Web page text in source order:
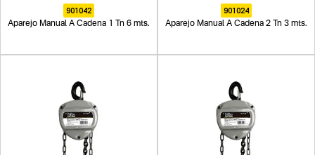
901042
Aparejo Manual A Cadena 1 Tn 6 mts.
901024
Aparejo Manual A Cadena 2 Tn 3 mts.